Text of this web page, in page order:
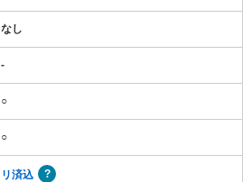
なし
-
○
○
リ済込